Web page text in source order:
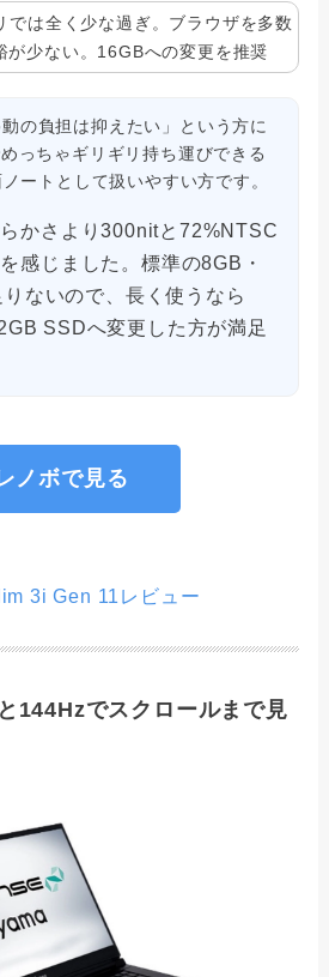
では全く少な過ぎ。ブラウザを多数
が少ない。16GBへの変更を推奨
の負担は抑えたい」という方に
っちゃギリギリ持ち運びできる
ートとして扱いやすい方です。
かさより300nitと72%NTSC
感じました。標準の8GB・
ないので、長く使うなら
SSDへ変更した方が満足
ノボで見る
3i Gen 11レビュー
144Hzでスクロールまで見